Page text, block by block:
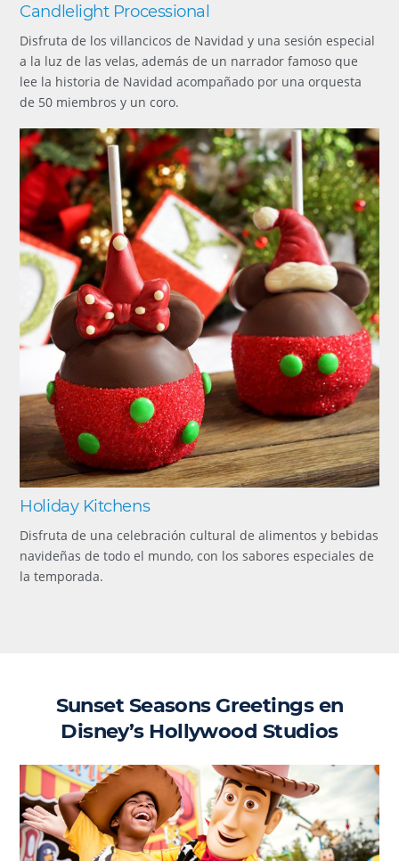
Candlelight Processional
Disfruta de los villancicos de Navidad y una sesión especial
a la luz de las velas, además de un narrador famoso que
lee la historia de Navidad acompañado por una orquesta
de 50 miembros y un coro.
Holiday Kitchens
Disfruta de una celebración cultural de alimentos y bebidas
navideñas de todo el mundo, con los sabores especiales de
la temporada.
Sunset Seasons Greetings en
Disney’s Hollywood Studios